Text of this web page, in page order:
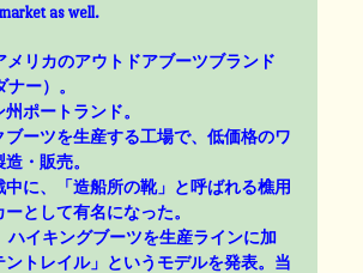
as well.
メリカのアウトドアブーツブランド
ナー）。
ポートランド。
ブーツを生産する工場で、低価格のワ
・販売。
に、「造船所の靴」と呼ばれる樵用
として有名になった。
ハイキングブーツを生産ラインに加
ントレイル」というモデルを発表。当